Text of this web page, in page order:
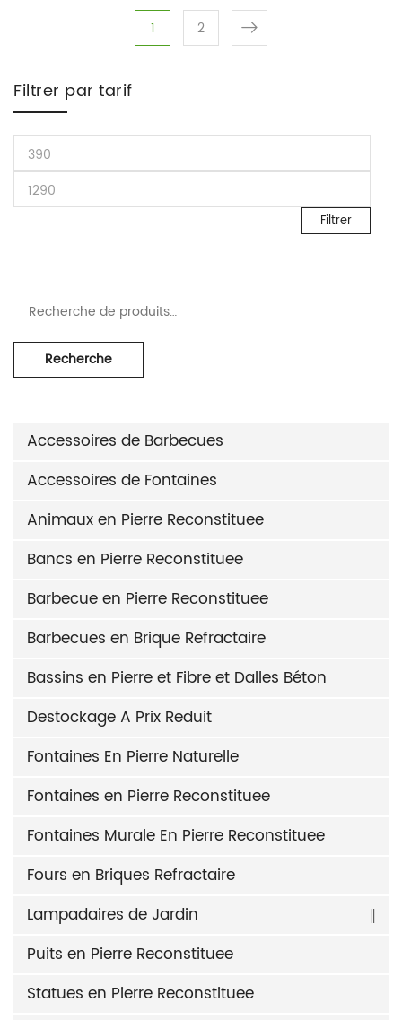
1 2
Filtrer par tarif
Prix min
Prix max
Filtrer
Recherche
Accessoires de Barbecues
Accessoires de Fontaines
Animaux en Pierre Reconstituee
Bancs en Pierre Reconstituee
Barbecue en Pierre Reconstituee
Barbecues en Brique Refractaire
Bassins en Pierre et Fibre et Dalles Béton
Destockage A Prix Reduit
Fontaines En Pierre Naturelle
Fontaines en Pierre Reconstituee
Fontaines Murale En Pierre Reconstituee
Fours en Briques Refractaire
Lampadaires de Jardin
Puits en Pierre Reconstituee
Statues en Pierre Reconstituee